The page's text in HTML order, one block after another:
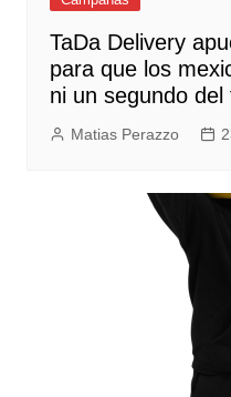
TaDa Delivery
para que los
ni un segundo del
Matias Perazzo